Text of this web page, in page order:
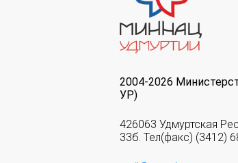
2004-2026
УР)
426063 Удмуртская
33б. Тел(факс) (3412)